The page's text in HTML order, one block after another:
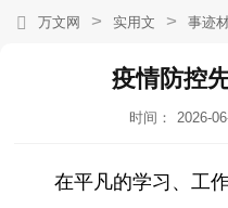
万文网 > 实用文 > 事迹
疫情防控
时间：
2026-
在平凡的学习、工